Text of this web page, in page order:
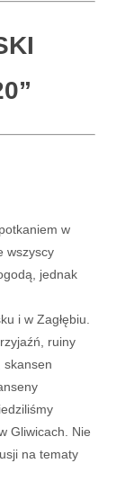
w
wszyscy
jednak
i w Zagłębiu.
ruiny
skansen
Gliwicach. Nie
na tematy